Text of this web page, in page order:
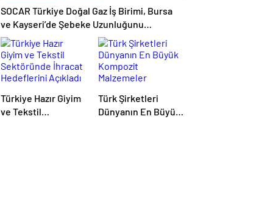
SOCAR Türkiye Doğal Gaz İş Birimi, Bursa
ve Kayseri’de Şebeke Uzunluğunu
Artıracak
Türkiye Hazır Giyim
ve Tekstil
Türk Şirketleri
Dünyanın En Büyük